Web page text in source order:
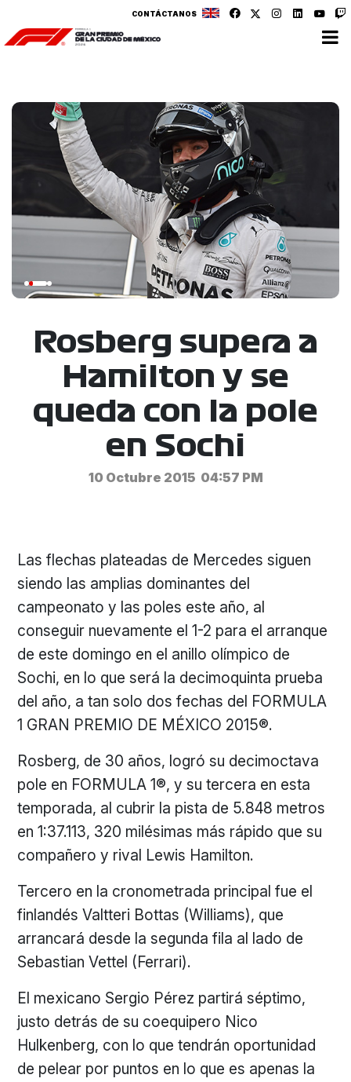
CONTÁCTANOS
Rosberg supera a
Hamilton y se
queda con la pole
en Sochi
10 Octubre 2015 04:57 PM
Las flechas plateadas de Mercedes siguen
siendo las amplias dominantes del
campeonato y las poles este año, al
conseguir nuevamente el 1-2 para el arranque
de este domingo en el anillo olímpico de
Sochi, en lo que será la decimoquinta prueba
del año, a tan solo dos fechas del FORMULA
1 GRAN PREMIO DE MÉXICO 2015®.
Rosberg, de 30 años, logró su decimoctava
pole en FORMULA 1®, y su tercera en esta
temporada, al cubrir la pista de 5.848 metros
en 1:37.113, 320 milésimas más rápido que su
compañero y rival Lewis Hamilton.
Tercero en la cronometrada principal fue el
finlandés Valtteri Bottas (Williams), que
arrancará desde la segunda fila al lado de
Sebastian Vettel (Ferrari).
El mexicano Sergio Pérez partirá séptimo,
justo detrás de su coequipero Nico
Hulkenberg, con lo que tendrán oportunidad
de pelear por puntos en lo que es apenas la